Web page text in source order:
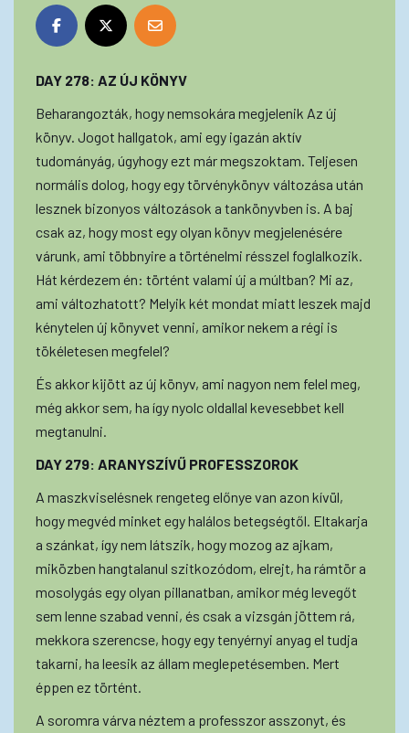
DAY 278: AZ ÚJ KÖNYV
Beharangozták, hogy nemsokára megjelenik Az új
könyv. Jogot hallgatok, ami egy igazán aktív
tudományág, úgyhogy ezt már megszoktam. Teljesen
normális dolog, hogy egy törvénykönyv változása után
lesznek bizonyos változások a tankönyvben is. A baj
csak az, hogy most egy olyan könyv megjelenésére
várunk, ami többnyire a történelmi résszel foglalkozik.
Hát kérdezem én: történt valami új a múltban? Mi az,
ami változhatott? Melyik két mondat miatt leszek majd
kénytelen új könyvet venni, amikor nekem a régi is
tökéletesen megfelel?
És akkor kijött az új könyv, ami nagyon nem felel meg,
még akkor sem, ha így nyolc oldallal kevesebbet kell
megtanulni.
DAY 279: ARANYSZÍVŰ PROFESSZOROK
A maszkviselésnek rengeteg előnye van azon kívül,
hogy megvéd minket egy halálos betegségtől. Eltakarja
a szánkat, így nem látszik, hogy mozog az ajkam,
miközben hangtalanul szitkozódom, elrejt, ha rámtör a
mosolygás egy olyan pillanatban, amikor még levegőt
sem lenne szabad venni, és csak a vizsgán jöttem rá,
mekkora szerencse, hogy egy tenyérnyi anyag el tudja
takarni, ha leesik az állam meglepetésemben. Mert
éppen ez történt.
A soromra várva néztem a professzor asszonyt, és